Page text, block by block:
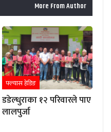
More From Author
फ्ल्यास हेडिङ
डडेल्धुराका १२ परिवारले पाए
लालपुर्जा